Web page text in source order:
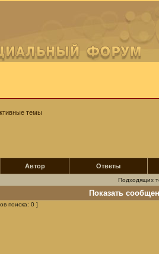
темы
Автор Ответы
Подходящих
Показать
поиска: 0 ]